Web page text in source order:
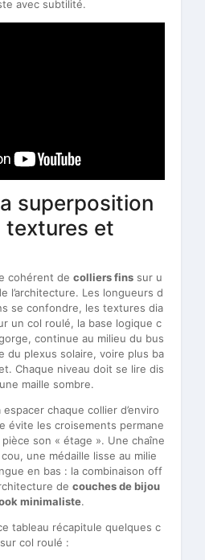
avec subtilité.
superposition
textures et
cohérent de colliers fins sur u
l’architecture. Les longueurs d
se confondre, les textures dia
un col roulé, la base logique c
continue au milieu du bus
du plexus solaire, voire plus ba
Chaque niveau doit se lire dis
maille sombre.
espacer chaque collier d’enviro
évite les croisements permane
son « étage ». Une chaîne
une médaille lisse au milie
en bas : la combinaison off
de couches de bijou
minimaliste.
tableau récapitule quelques c
col roulé :